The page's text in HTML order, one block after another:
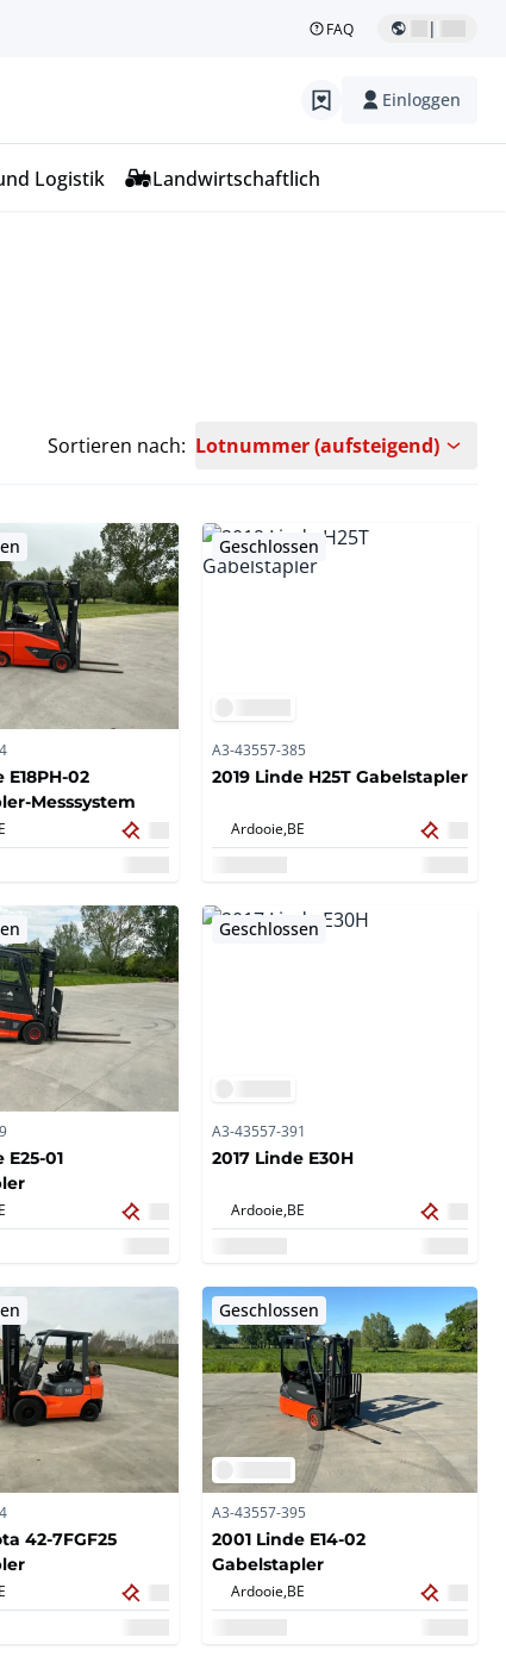
FAQ |
Einloggen
Logistik Landwirtschaftlich
Sortieren nach: Lotnummer (aufsteigend)
E18PH-02
Messsystem
Geschlossen
A3-43557-385
2019 Linde H25T Gabelstapler
Ardooie, BE
E25-01
Geschlossen
A3-43557-391
2017 Linde E30H
Ardooie, BE
42-7FGF25
Geschlossen
A3-43557-395
2001 Linde E14-02
Gabelstapler
Ardooie, BE